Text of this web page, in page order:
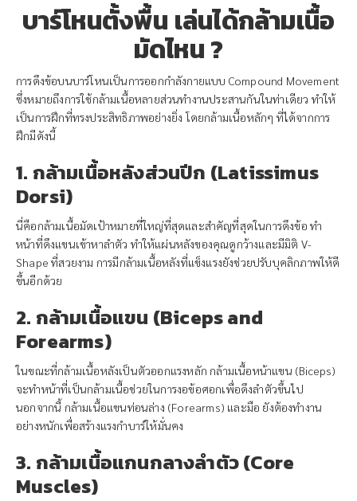
บาร์โหนตั้งพื้น เล่นได้กล้ามเนื้อ
มัดไหน ?
การดึงข้อบนบาร์โหนเป็นการออกกำลังกายแบบ Compound Movement
ซึ่งหมายถึงการใช้กล้ามเนื้อหลายส่วนทำงานประสานกันในท่าเดียว ทำให้
เป็นการฝึกที่ทรงประสิทธิภาพอย่างยิ่ง โดยกล้ามเนื้อหลักๆ ที่ได้จากการ
ฝึกมีดังนี้
1. กล้ามเนื้อหลังส่วนปีก (Latissimus
Dorsi)
นี่คือกล้ามเนื้อมัดเป้าหมายที่ใหญ่ที่สุดและสำคัญที่สุดในการดึงข้อ ทำ
หน้าที่ดึงแขนเข้าหาลำตัว ทำให้แผ่นหลังของคุณดูกว้างและมีมิติ V-
Shape ที่สวยงาม การมีกล้ามเนื้อหลังที่แข็งแรงยังช่วยปรับบุคลิกภาพให้ดี
ขึ้นอีกด้วย
2. กล้ามเนื้อแขน (Biceps and
Forearms)
ในขณะที่กล้ามเนื้อหลังเป็นตัวออกแรงหลัก กล้ามเนื้อหน้าแขน (Biceps)
จะทำหน้าที่เป็นกล้ามเนื้อช่วยในการงอข้อศอกเพื่อดึงลำตัวขึ้นไป
นอกจากนี้ กล้ามเนื้อแขนท่อนล่าง (Forearms) และมือ ยังต้องทำงาน
อย่างหนักเพื่อสร้างแรงกำบาร์ให้มั่นคง
3. กล้ามเนื้อแกนกลางลำตัว (Core
Muscles)